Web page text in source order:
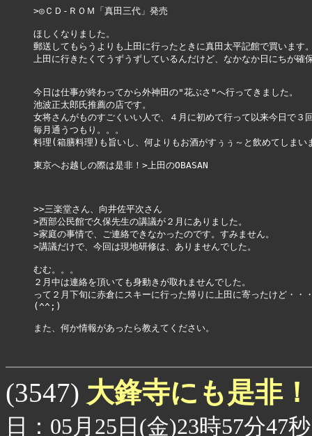
>◎ＣＤ-ＲＯＭ「真田三代」発売
ほしくなりました。
郵送してもらうよりも上田に行ったときに真田太平記館で買います
上田に行きたくてうずうずしているんだけど、なかなか日にちが確
今日は仕事が終わってから外神田の"花ぶさ"へ行ってきました。
池波正太郎氏推薦の店です。
女将さんがものすごくいい人で、４月に初めて行って以来今日で３
毎月通うつもり。。。
料理(箱膳料理)も旨いし、何よりもお酒がすぅぅ～と飲めてしまい
東京へお越しの際は是非！>上田のOBASAN
>>三楽堂さん、向井佐平次さん
>西部公民館で久保先生の講議が２月にありました。
>家庭の事情で、ご連絡できなかったのです。すみません。
>講議だけで、今回は現地研修は、ありませんでした。
むむ。。。
２月中は連絡を頂いても身動きが取れませんでした。
って２月下旬に赤倉にスキーに行った帰りに上田に寄ったけど・・
(^^;)
また、何か情報があったら教えてください。
(3547) 大鋒寺にも是非
日：05月25日(金)23時57分47秒